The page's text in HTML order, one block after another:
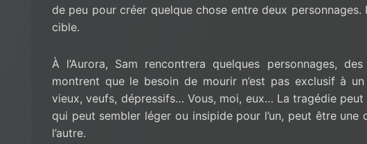
de peu pour créer quelque chose entre deux
cible.
À l’Aurora, Sam rencontrera quelques personnages,
montrent que le besoin de mourir n’est pas exclusif à
vieux, veufs, dépressifs… Vous, moi, eux… La tragédie
qui peut sembler léger ou insipide pour l’un, peut être
l’autre.